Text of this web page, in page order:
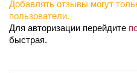
Добавлять отзывы могут
пользователи.
Для авторизации перейдите
быстрая.